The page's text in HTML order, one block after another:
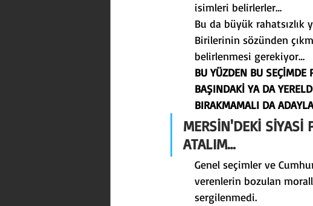
isimleri belirlerler…
Bu da büyük rahatsızlık
Birilerinin sözünden
belirlenmesi gerekiyor…
BU YÜZDEN BU SEÇİMDE
BAŞINDAKİ YA DA
BIRAKMAMALI DA
MERSİN'DEKİ SİYASİ
ATALIM…
Genel seçimler ve
verenlerin bozulan
sergilenmedi.